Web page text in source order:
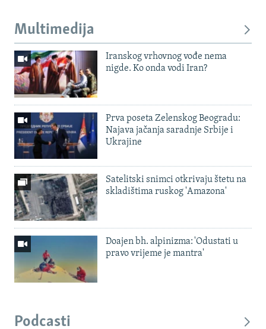
Multimedija
Iranskog vrhovnog vođe nema
nigde. Ko onda vodi Iran?
Prva poseta Zelenskog Beogradu:
Najava jačanja saradnje Srbije i
Ukrajine
Satelitski snimci otkrivaju štetu na
skladištima ruskog 'Amazona'
Doajen bh. alpinizma: 'Odustati u
pravo vrijeme je mantra'
Podcasti